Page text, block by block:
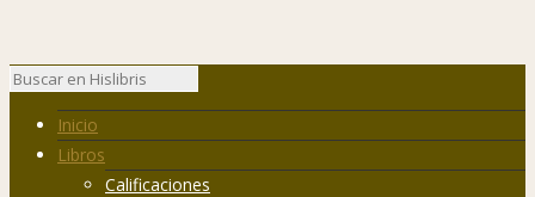
Inicio
Libros
Calificaciones